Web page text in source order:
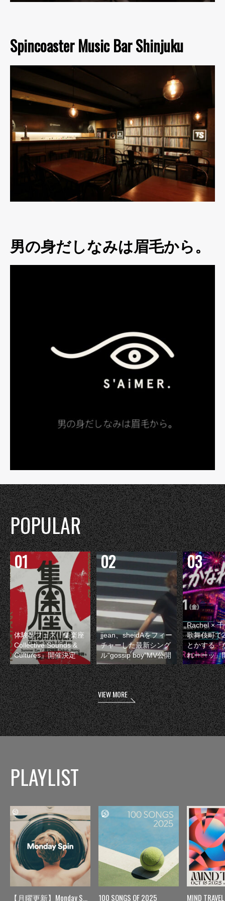
Spincoaster Music Bar Shinjuku
男の身だしなみは眉毛から。
POPULAR
体験型フェス『集楽座
Collective Sounds &
Cultures』開催決定
jjean、sheidAをフィー
チャーした最新シング
ル“gossip boy”MV公開
Rachel ×
歌舞伎町で
とかする『
れーーッ』
VIEW MORE
PLAYLIST
【月曜更新】Monday Spin 100 SONGS OF 2025 MIND TRAVEL